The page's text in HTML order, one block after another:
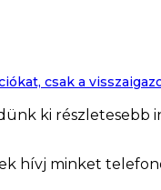
csak a
ki
hívj minket